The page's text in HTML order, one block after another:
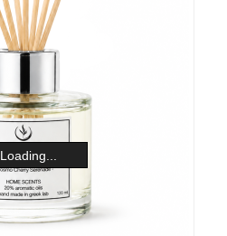
Loading...